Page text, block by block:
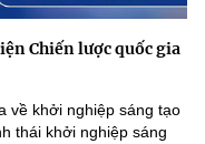
Chiến lược quốc gia
về khởi nghiệp sáng tạo
thái khởi nghiệp sáng